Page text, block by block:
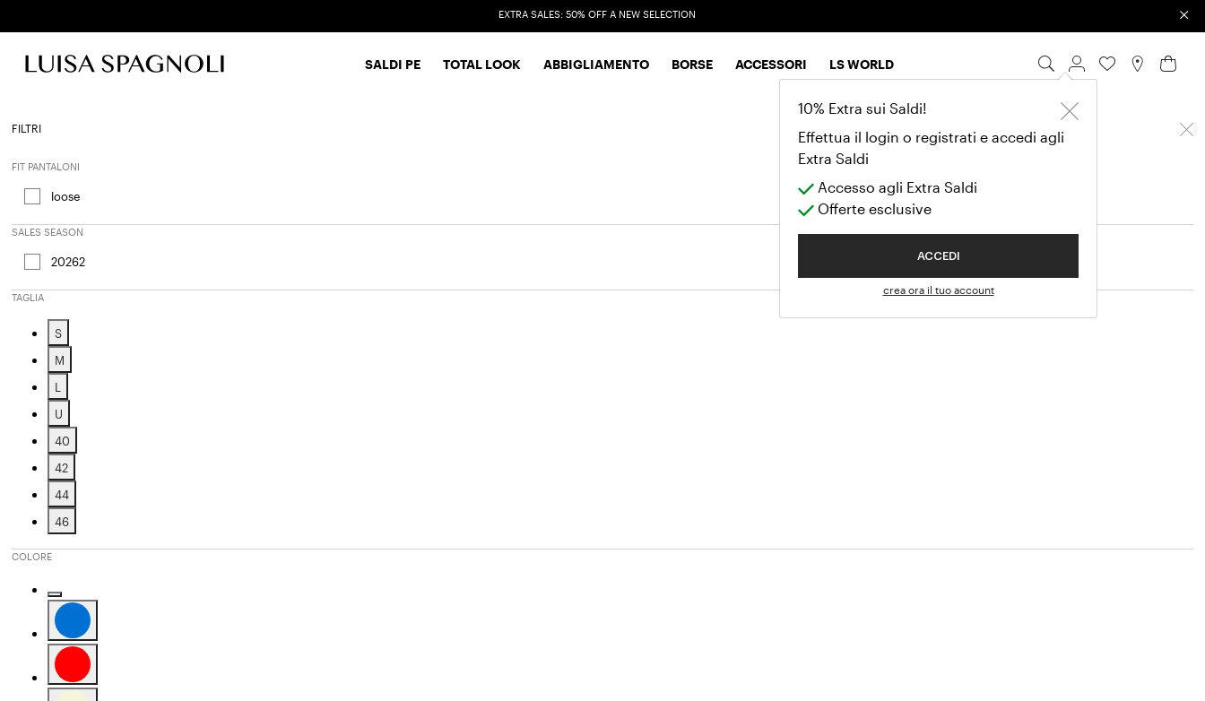
10% Extra sui Saldi!
Effettua il login o registrati e accedi agli
Extra Saldi
Accesso agli Extra Saldi
Offerte esclusive
ACCEDI
crea ora il tuo account
EXTRA SALES: 50% OFF A NEW SELECTION ×
SALDI PE TOTAL LOOK ABBIGLIAMENTO BORSE ACCESSORI LS WORLD
Fashion show
FILTRI
FIT PANTALONI
looseAffinamento in base a FIT PANTALONI: loose
SALES SEASON
20262Affinamento in base a Sales Season: 20262
TAGLIA
S
Affinamento in base a Taglia: S
M
Affinamento in base a Taglia: M
L
Affinamento in base a Taglia: L
U
Affinamento in base a Taglia: U
40
Affinamento in base a Taglia: 40
42
Affinamento in base a Taglia: 42
44
Affinamento in base a Taglia: 44
46
COLORE
Affinamento in base a Colore: Camel
Affinamento in base a Colore: Blue
Affinamento in base a Colore: Red